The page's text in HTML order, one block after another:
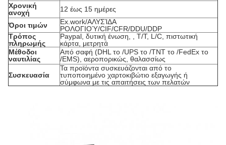
Χρονική
ανοχή
12 έως 15 ημέρες
Όροι τιμών
Ex.work/ΑΛΥΣΊΔΑ
ΡΟΛΟΓΙΟΎ/CIF/CFR/DDU/DDP
Τρόπος
πληρωμής
Paypal, δυτική ένωση, , T/T, L/C, πιστωτική
κάρτα, μετρητά
Μέθοδοι
ναυτιλίας
Από σαφή (DHL το /UPS το /TNT το /FedEx το
/EMS), αεροπορικώς, θαλασσίως
Συσκευασία
Τα προϊόντα συσκευάζονται από το
τυποποιημένο χαρτοκιβώτιο εξαγωγής ή
σύμφωνα με τις απαιτήσεις των πελατών